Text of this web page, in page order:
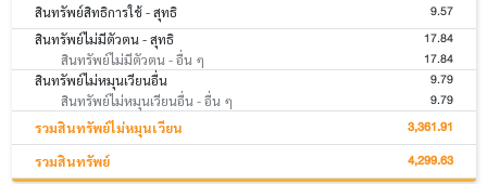
สินทรัพย์สิทธิการใช้ - สุทธิ 9.57
สินทรัพย์ไม่มีตัวตน - สุทธิ 17.84
สินทรัพย์ไม่มีตัวตน - อื่น ๆ 17.84
สินทรัพย์ไม่หมุนเวียนอื่น 9.79
สินทรัพย์ไม่หมุนเวียนอื่น - อื่น ๆ 9.79
รวมสินทรัพย์ไม่หมุนเวียน 3,361.91
รวมสินทรัพย์ 4,299.63